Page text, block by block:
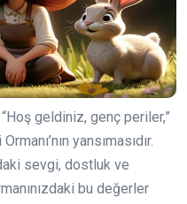
geldiniz, genç periler,”
yansımasıdır.
sevgi, dostluk ve
bu değerler